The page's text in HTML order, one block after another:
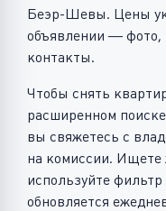
Беэр-Шевы. Цены
объявлении —
контакты.
Чтобы снять
расширенном
вы свяжетесь с
на комиссии.
используйте
обновляется